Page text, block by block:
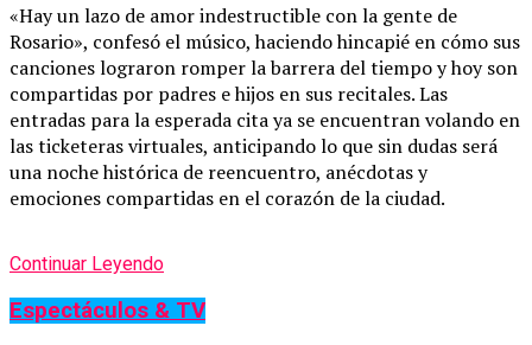
«Hay un lazo de amor indestructible con la gente de
Rosario», confesó el músico, haciendo hincapié en cómo sus
canciones lograron romper la barrera del tiempo y hoy son
compartidas por padres e hijos en sus recitales. Las
entradas para la esperada cita ya se encuentran volando en
las ticketeras virtuales, anticipando lo que sin dudas será
una noche histórica de reencuentro, anécdotas y
emociones compartidas en el corazón de la ciudad.
Continuar Leyendo
Espectáculos & TV